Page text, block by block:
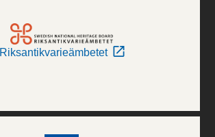
Riksantikvarieämbetet